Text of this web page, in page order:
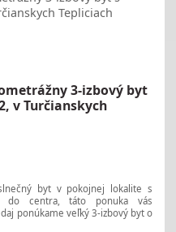
3-izbový byt
v Turčianskych
byt v pokojnej lokalite s
do centra, táto ponuka vás
ponúkame veľký 3-izbový byt o